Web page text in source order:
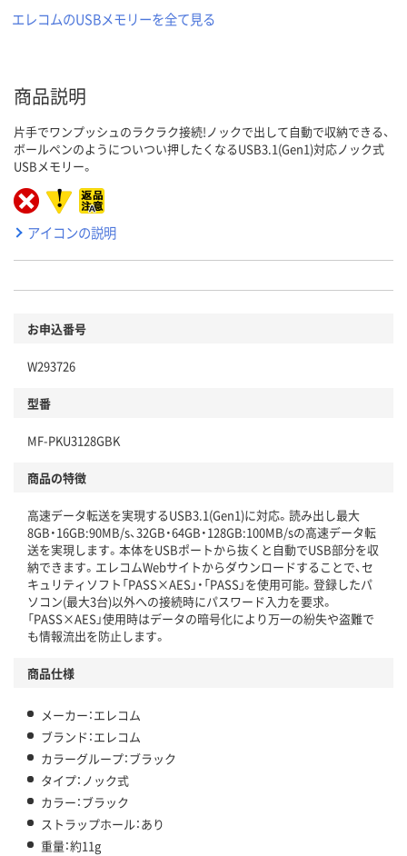
エレコムのUSBメモリーを全て見る
商品説明
片手でワンプッシュのラクラク接続!ノックで出して自動で収納できる、
ボールペンのようについつい押したくなるUSB3.1(Gen1)対応ノック式
USBメモリー。
アイコンの説明
お申込番号
W293726
型番
MF-PKU3128GBK
商品の特徴
高速データ転送を実現するUSB3.1(Gen1)に対応。読み出し最大
8GB・16GB:90MB/s、32GB・64GB・128GB:100MB/sの高速データ転
送を実現します。本体をUSBポートから抜くと自動でUSB部分を収
納できます。エレコムWebサイトからダウンロードすることで、セ
キュリティソフト「PASS×AES」・「PASS」を使用可能。登録したパ
ソコン(最大3台)以外への接続時にパスワード入力を要求。
「PASS×AES」使用時はデータの暗号化により万一の紛失や盗難で
も情報流出を防止します。
商品仕様
メーカー：エレコム
ブランド：エレコム
カラーグループ：ブラック
タイプ：ノック式
カラー：ブラック
ストラップホール：あり
重量：約11g